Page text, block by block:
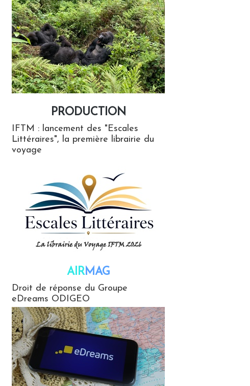
PRODUCTION
IFTM : lancement des "Escales
Littéraires", la première librairie du
voyage
AIRMAG
Droit de réponse du Groupe
eDreams ODIGEO